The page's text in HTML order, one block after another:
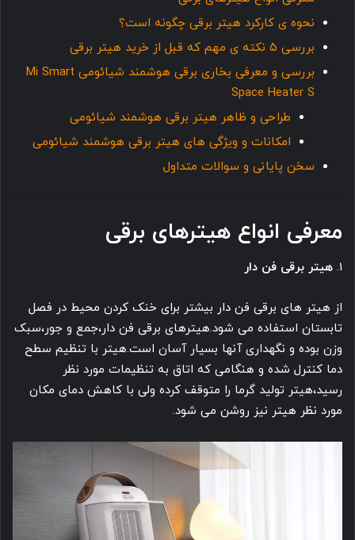
نحوه ی کارکرد هیتر برقی چگونه است؟
بررسی ۵ نکته ی مهم که قبل از خرید هیتر برقی
بررسی و معرفی بخاری برقی هوشمند شیائومی Mi Smart
Space Heater S
طراحی و ظاهر هیتر برقی هوشمند شیائومی
امکانات و ویژگی های هیتر برقی هوشمند شیائومی
سخن پایانی و سوالات متداول
معرفی انواع هیترهای برقی
1. هیتر برقی فن دار
از هیتر های برقی فن دار بیشتر برای خنک کردن محیط در فصل
تابستان استفاده می شود.هیترهای برقی فن دار،جمع و جور،سبک
وزن بوده و نگهداری آنها بسیار آسان است.هیتر با تنظیم سطح
دما کنترل شده و هنگامی که اتاق به تنظیمات مورد نظر
رسید،هیتر تولید گرما را متوقف کرده ولی با کاهش دمای مکان
مورد نظر هیتر نیز روشن می شود.